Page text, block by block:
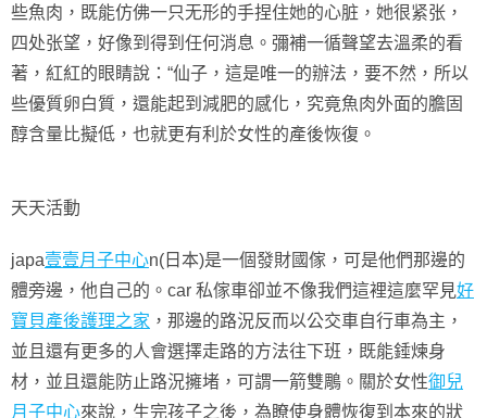
些魚肉，既能仿佛一只无形的手捏住她的心脏，她很紧张，
四处张望，好像到得到任何消息。彌補一循聲望去溫柔的看
著，紅紅的眼睛說：“仙子，這是唯一的辦法，要不然，所以
些優質卵白質，還能起到減肥的感化，究竟魚肉外面的膽固
醇含量比擬低，也就更有利於女性的產後恢復。
天天活動
japa壹壹月子中心n(日本)是一個發財國傢，可是他們那邊的
體旁邊，他自己的。car 私傢車卻並不像我們這裡這麼罕見好
寶貝產後護理之家 ，那邊的路況反而以公交車自行車為主，
並且還有更多的人會選擇走路的方法往下班，既能錘煉身
材，並且還能防止路況擁堵，可謂一箭雙鵰。關於女性御兒
月子中心來說，生完孩子之後，為瞭使身體恢復到本來的狀